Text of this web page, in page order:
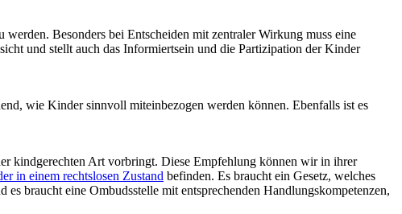
Besonders bei Entscheiden mit zentraler Wirkung muss eine
und stellt auch das Informiertsein und die Partizipation der Kinder
wie Kinder sinnvoll miteinbezogen werden können. Ebenfalls ist es
kindgerechten Art vorbringt. Diese Empfehlung können wir in ihrer
in einem rechtslosen Zustand befinden. Es braucht ein Gesetz, welches
braucht eine Ombudsstelle mit entsprechenden Handlungskompetenzen,